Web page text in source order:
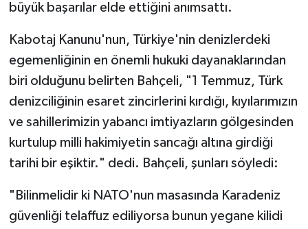
büyük başarılar elde ettiğini anımsattı.
Kabotaj Kanunu'nun, Türkiye'nin denizlerdeki
egemenliğinin en önemli hukuki dayanaklarından
biri olduğunu belirten Bahçeli, "1 Temmuz, Türk
denizciliğinin esaret zincirlerini kırdığı, kıyılarımızın
ve sahillerimizin yabancı imtiyazların gölgesinden
kurtulup milli hakimiyetin sancağı altına girdiği
tarihi bir eşiktir." dedi. Bahçeli, şunları söyledi:
"Bilinmelidir ki NATO'nun masasında Karadeniz
güvenliği telaffuz ediliyorsa bunun yegane kilidi